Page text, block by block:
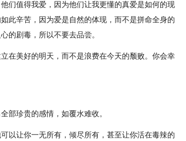
们值得我爱，因为他们让我更懂的真爱是如何的现
此辛苦，因为爱是自然的体现，而不是拼命全身的
的剧毒，所以不要去品尝。
在美好的明天，而不是浪费在今天的颓败。你会幸
部珍贵的感情，如覆水难收。
以让你一无所有，倾尽所有，甚至让你活在毒辣的